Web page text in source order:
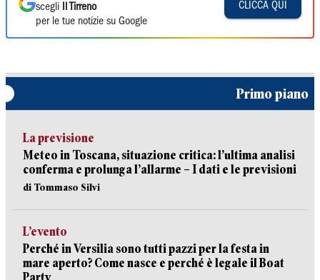
scegli
Il Tirreno
per le tue notizie su Google
CLICCA QUI
Primo piano
La previsione
Meteo in Toscana, situazione critica: l’ultima analisi
conferma e prolunga l’allarme – I dati e le previsioni
di Tommaso Silvi
L’evento
Perché in Versilia sono tutti pazzi per la festa in
mare aperto? Come nasce e perché è legale il Boat